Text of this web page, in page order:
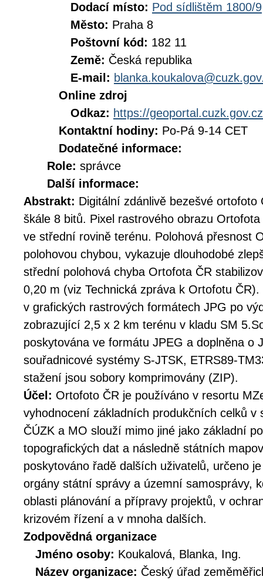
Dodací místo: Pod sídlištěm 1800/9
Město: Praha 8
Poštovní kód: 182 11
Země: Česká republika
E-mail:
Online zdroj
Odkaz: https://geoportal.cuzk.gov.cz
Kontaktní hodiny: Po-Pá 9-14 CET
Dodatečné informace:
Role: správce
Další informace:
Abstrakt: Digitální zdánlivě bezešvé ortofoto
škále 8 bitů. Pixel rastrového obrazu
ve střední rovině terénu. Polohová přesnost
polohovou chybou, vykazuje dlouhodobé
střední polohová chyba Ortofota ČR
0,20 m (viz Technická zpráva k Ortofotu
v grafických rastrových formátech JPG po
zobrazující 2,5 x 2 km terénu v kladu SM
poskytována ve formátu JPEG a doplněna o
souřadnicové systémy S-JTSK, ETRS89-
stažení jsou sobory komprimovány (ZIP).
Účel: Ortofoto ČR je používáno v resortu
vyhodnocení základních produkčních celků v
ČÚZK a MO slouží mimo jiné jako základní
topografických dat a následně státních
poskytováno řadě dalších uživatelů, určeno
orgány státní správy a územní samosprávy,
oblasti plánování a přípravy projektů, v
krizovém řízení a v mnoha dalších.
Zodpovědná organizace
Jméno osoby: Koukalová, Blanka, Ing.
Název organizace: Český úřad